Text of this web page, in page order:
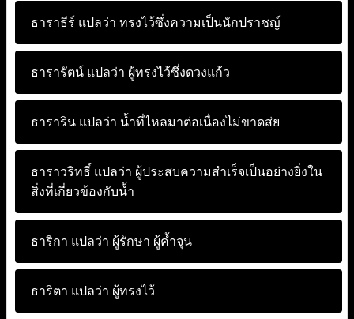
ธาราธีร์ แปลว่า ทรงไว้ซึ่งความเป็นนักปราชญ์
ธารารัตน์ แปลว่า ผู้ทรงไว้ซึ่งดวงแก้ว
ธาราริน แปลว่า น้ำที่ไหลมาต่อเนื่องไม่ขาดส่ย
ธาราวริทธิ์ แปลว่า ผู้ประสบความสำเร็จเป็นอย่างยิ่งใน
สิ่งที่เกี่ยวข้องกับน้ำ
ธาริกา แปลว่า ผู้รักษา ผู้ค้ำจุน
ธาริตา แปลว่า ผู้ทรงไว้